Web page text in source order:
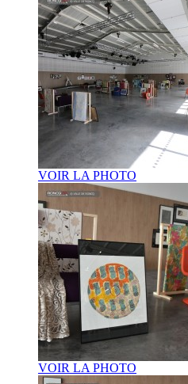
VOIR LA PHOTO
VOIR LA PHOTO